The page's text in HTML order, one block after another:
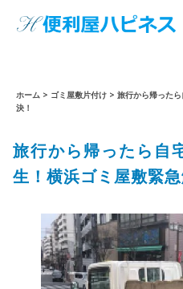
ホーム > ゴミ屋敷片付け > 旅行から帰った
決！
旅行から帰ったら自
生！横浜ゴミ屋敷緊急